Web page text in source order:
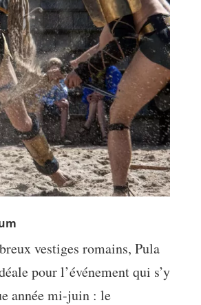
vestiges romains, Pula
pour l’événement qui s’y
année mi-juin : le